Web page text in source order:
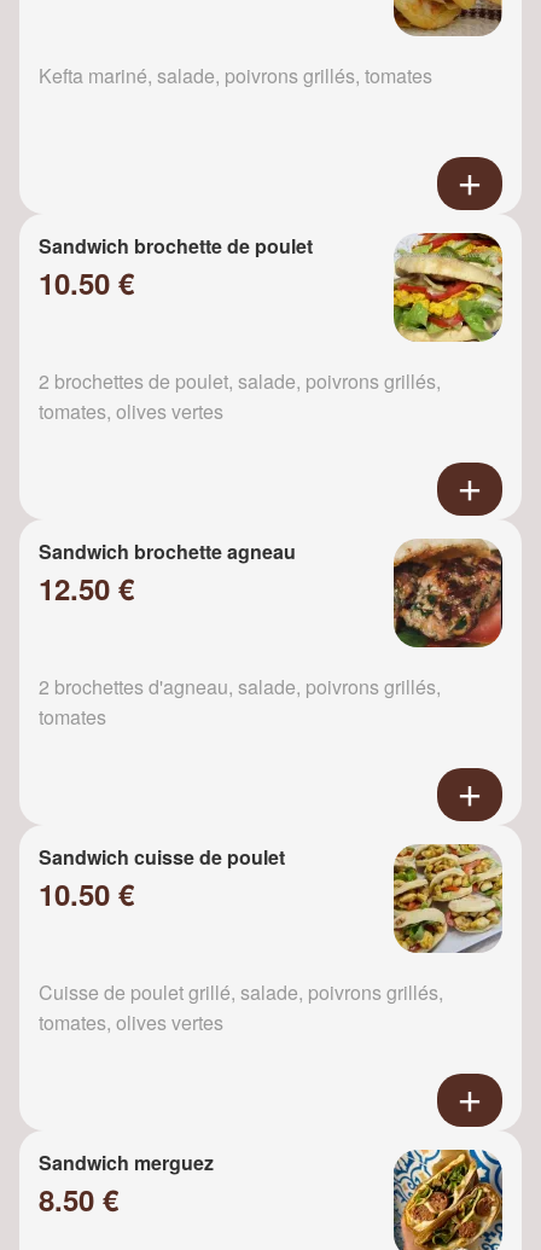
Kefta mariné, salade, poivrons grillés, tomates
Sandwich brochette de poulet
10.50 €
2 brochettes de poulet, salade, poivrons grillés,
tomates, olives vertes
Sandwich brochette agneau
12.50 €
2 brochettes d'agneau, salade, poivrons grillés,
tomates
Sandwich cuisse de poulet
10.50 €
Cuisse de poulet grillé, salade, poivrons grillés,
tomates, olives vertes
Sandwich merguez
8.50 €